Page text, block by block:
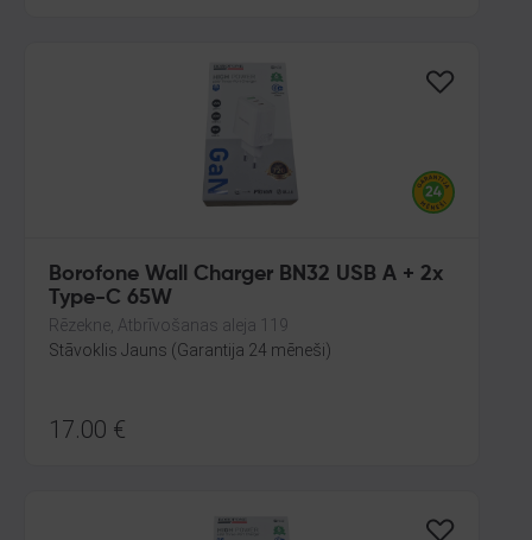
Borofone Wall Charger BN32 USB A + 2x
Type-C 65W
Rēzekne, Atbrīvošanas aleja 119
Stāvoklis Jauns (Garantija 24 mēneši)
17.00 €